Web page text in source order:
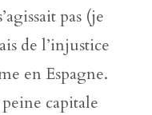
pas (je
de l’injustice
en Espagne.
capitale